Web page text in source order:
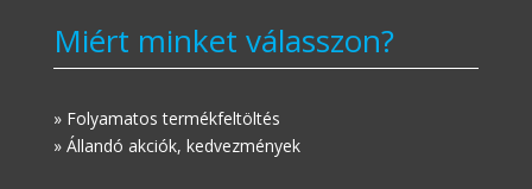
Miért minket válasszon?
» Folyamatos termékfeltöltés
» Állandó akciók, kedvezmények